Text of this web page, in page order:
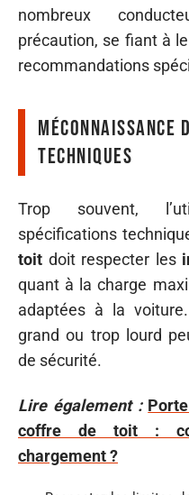
nombreux
précaution, se fiant à
recommandations
Méconnaissance
techniques
Trop souvent,
spécifications
toit doit respecter les
quant à la charge
adaptées à la
grand ou trop lourd
de sécurité.
Lire également :
coffre de toit :
chargement ?